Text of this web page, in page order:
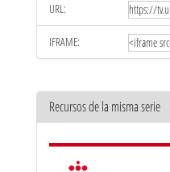
URL:
IFRAME:
Recursos de la misma serie